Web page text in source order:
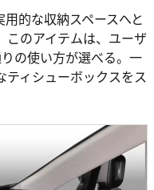
的な収納スペースへと
このアイテムは、ユーザ
の使い方が選べる。一
ティシューボックスをス